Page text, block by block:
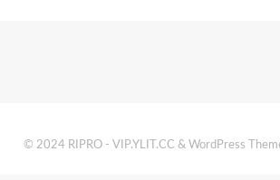
© 2024 RIPRO - VIP.YLIT.CC & WordPress